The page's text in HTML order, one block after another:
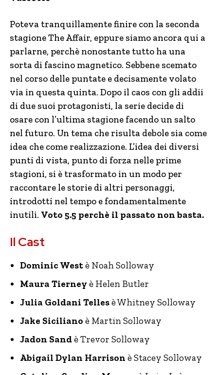
Poteva tranquillamente finire con la seconda
stagione The Affair, eppure siamo ancora qui a
parlarne, perchè nonostante tutto ha una
sorta di fascino magnetico. Sebbene scemato
nel corso delle puntate e decisamente volato
via in questa quinta. Dopo il caos con gli addii
di due suoi protagonisti, la serie decide di
osare con l’ultima stagione facendo un salto
nel futuro. Un tema che risulta debole sia come
idea che come realizzazione. L’idea dei diversi
punti di vista, punto di forza nelle prime
stagioni, si è trasformato in un modo per
raccontare le storie di altri personaggi,
introdotti nel tempo e fondamentalmente
inutili. Voto 5.5 perchè il passato non basta.
Il Cast
Dominic Westè Noah Solloway
Maura Tierney è Helen Butler
Julia Goldani Tellesè Whitney Solloway
Jake Siciliano è Martin Solloway
Jadon Sandè Trevor Solloway
Abigail Dylan Harrison è Stacey Solloway